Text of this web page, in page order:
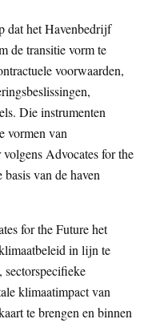
dat het Havenbedrijf
de transitie vorm te
voorwaarden,
Die instrumenten
vormen van
Advocates for the
van de haven
for the Future het
in lijn te
sectorspecifieke
klimaatimpact van
te brengen en binnen